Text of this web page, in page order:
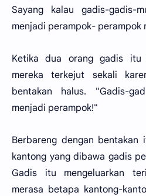
Sayang kalau gadis-gadis-
menjadi perampok- perampok
Ketika dua orang gadis itu
mereka terkejut sekali
bentakan halus. "Gadis-
menjadi perampok!"
Berbareng dengan
kantong yang dibawa gadis
Gadis itu mengeluarkan
merasa betapa kantong-